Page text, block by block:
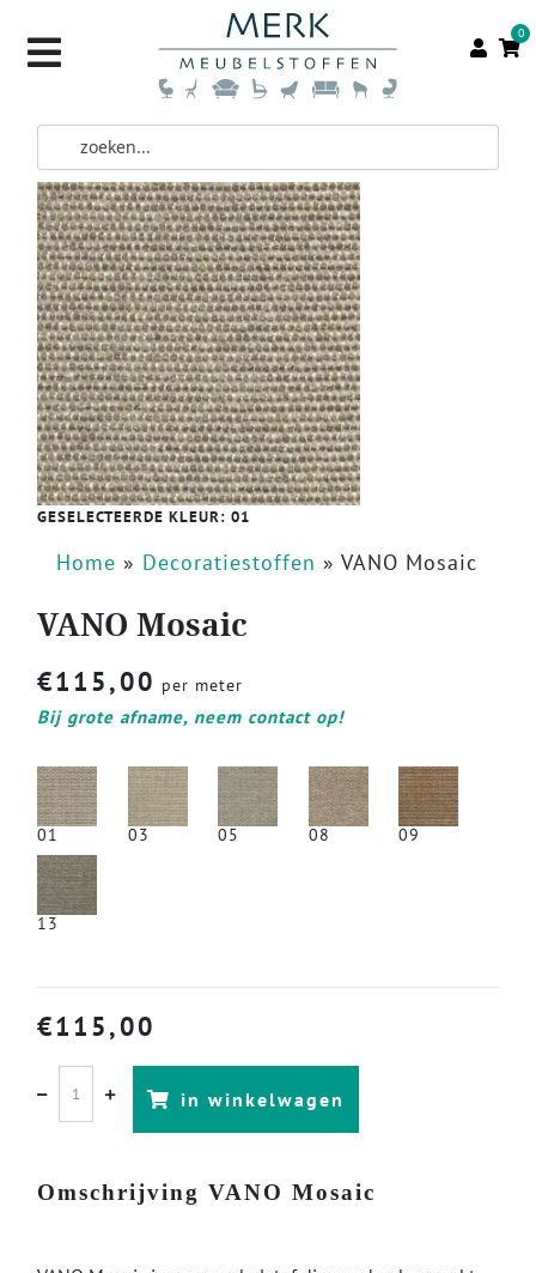
0
GESELECTEERDE KLEUR: 01
Home » Decoratiestoffen » VANO Mosaic
VANO Mosaic
€115,00 per meter
Bij grote afname, neem contact op!
01 03 05 08 09
13
€115,00
in winkelwagen
Omschrijving VANO Mosaic